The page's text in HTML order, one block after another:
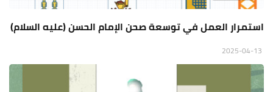
استمرار العمل في توسعة صحن الإمام الحسن (عليه السلام)